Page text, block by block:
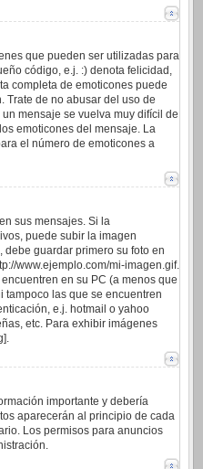
que pueden ser utilizadas para
código, e.j. :) denota felicidad,
completa de emoticones puede
Trate de no abusar del uso de
mensaje se vuelva muy difícil de
emoticones del mensaje. La
el número de emoticones a
sus mensajes. Si la
puede subir la imagen
debe guardar primero su foto en
www.ejemplo.com/mi-imagen.gif.
en su PC (a menos que
tampoco las que se encuentren
e.j. hotmail o yahoo
etc. Para exhibir imágenes
importante y debería
aparecerán al principio de cada
Los permisos para anuncios